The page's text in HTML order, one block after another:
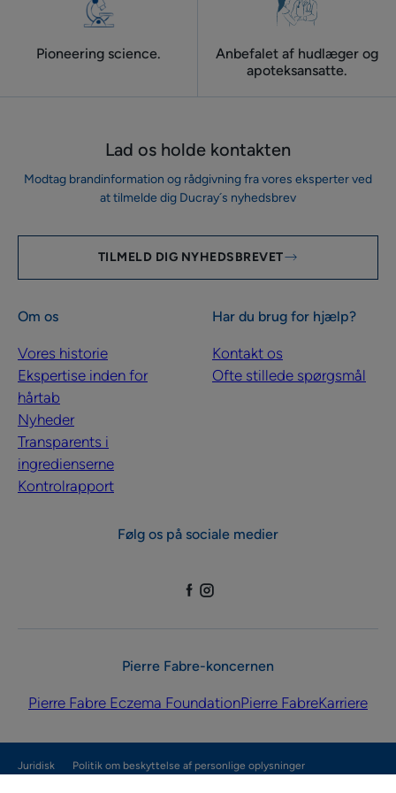
Pioneering science.
Anbefalet af hudlæger og
apoteksansatte.
Lad os holde kontakten
Modtag brandinformation og rådgivning fra vores eksperter ved
at tilmelde dig Ducray´s nyhedsbrev
TILMELD DIG NYHEDSBREVET
Om os
Vores historie
Ekspertise inden for
hårtab
Nyheder
Transparents i
ingredienserne
Kontrolrapport
Har du brug for hjælp?
Kontakt os
Ofte stillede spørgsmål
Følg os på sociale medier
Pierre Fabre-koncernen
Pierre Fabre Eczema FoundationPierre FabreKarriere
Juridisk
Politik om beskyttelse af personlige oplysninger